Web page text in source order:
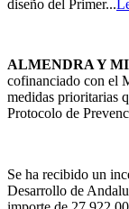
diseño del Primer...
ALMENDRA Y
cofinanciado con el
medidas prioritarias
Protocolo de
Se ha recibido un
Desarrollo de